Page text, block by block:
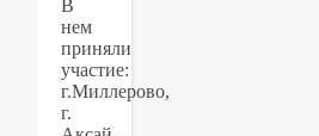
В
нем
приняли
участие:
г.Миллерово,
г.